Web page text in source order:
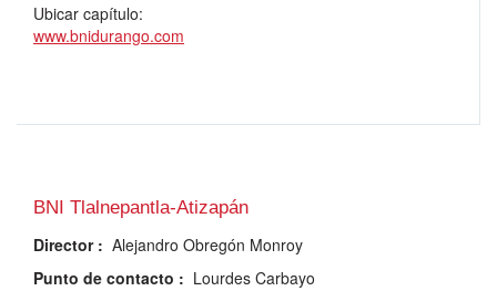
Ubicar capítulo:
www.bnidurango.com
BNI Tlalnepantla-Atizapán
Director : Alejandro Obregón Monroy
Punto de contacto : Lourdes Carbayo